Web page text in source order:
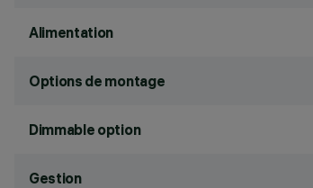
Alimentation
Options de montage
Dimmable option
Gestion